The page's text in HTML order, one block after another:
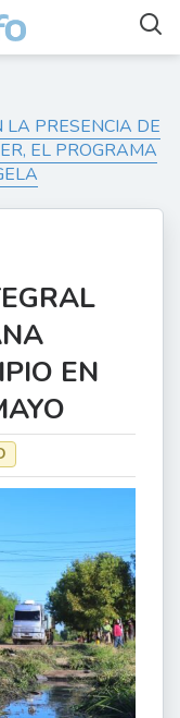
LA PRESENCIA DE
EL PROGRAMA
EN